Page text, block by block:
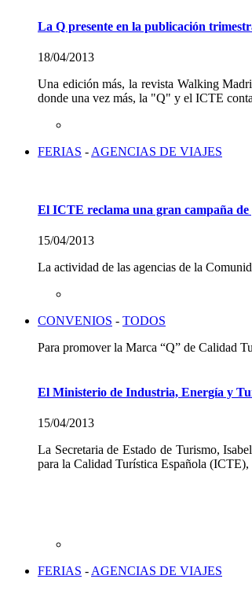
La Q presente en la publicación
18/04/2013
Una edición más, la revista Walking
donde una vez más, la "Q" y el ICTE
FERIAS - AGENCIAS DE VIAJES
El ICTE reclama una gran campaña
15/04/2013
La actividad de las agencias de la
CONVENIOS - TODOS
Para promover la Marca “Q” de Calidad
El Ministerio de Industria, Energía y
15/04/2013
La Secretaria de Estado de Turismo,
para la Calidad Turística Española
FERIAS -AGENCIAS DE VIAJES